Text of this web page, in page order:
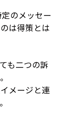
のメッセー
は得策とは
も二つの訴
メージと連